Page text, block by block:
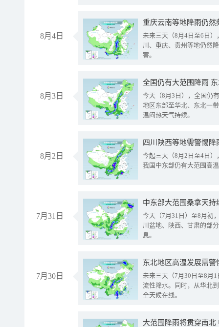
8月4日
重庆云南等地降雨仍然
未来三天（8月4日至6日
川、重庆、贵州等地仍然
害。
8月3日
全国仍有大范围降雨
今天（8月3日），全国仍
地区东部至华北、东北一
温闷热天气持续。
8月2日
今起三天（8月2日至4日
我国中东部仍有大范围高
7月31日
中东部大范围桑拿天
今天（7月31日）至8月初
川盆地、陕西、甘肃的部
息。
7月30日
东北地区高温发展需
未来三天（7月30日至8月
流性降水。同时，从华北
全天候在线。
大范围降雨将贯穿南